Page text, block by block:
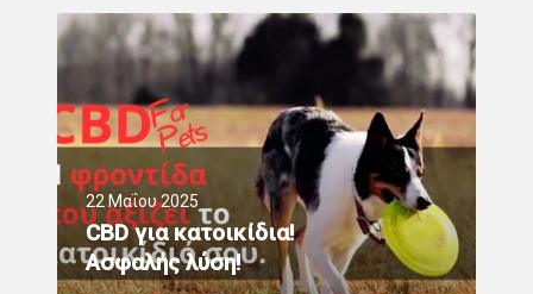
22 Μαΐου 2025
CBD για κατοικίδια!
Ασφαλής λύση!